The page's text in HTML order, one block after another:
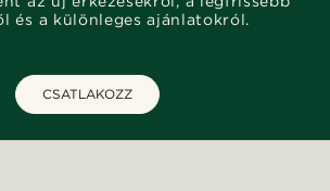
és a különleges ajánlatokról.
CSATLAKOZZ